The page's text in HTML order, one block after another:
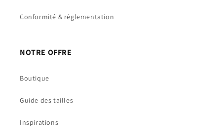
Conformité & réglementation
NOTRE OFFRE
Boutique
Guide des tailles
Inspirations